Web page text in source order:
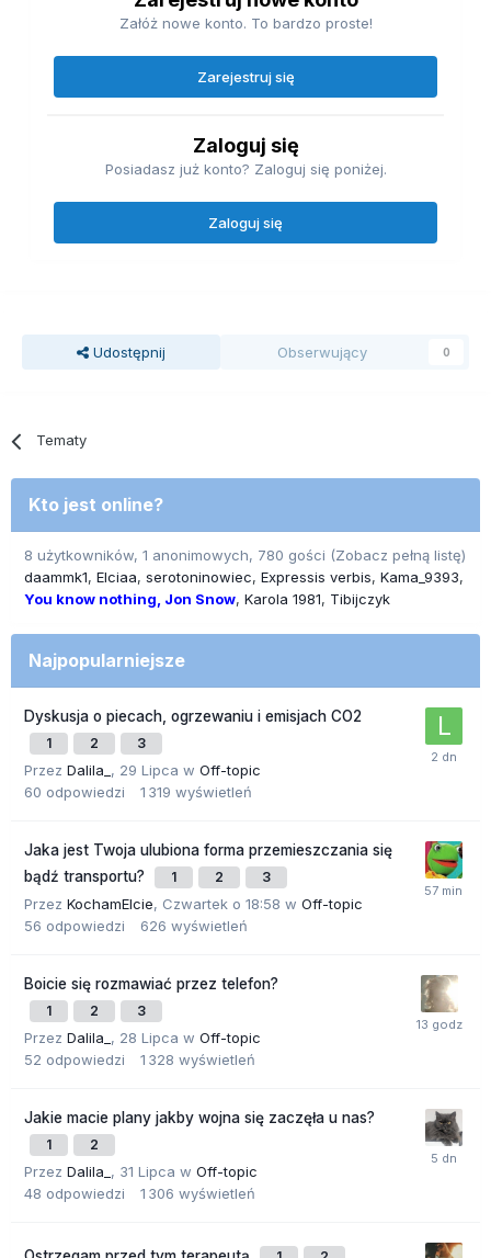
Załóż nowe konto. To bardzo proste!
Zarejestruj się
Zaloguj się
Posiadasz już konto? Zaloguj się poniżej.
Zaloguj się
Udostępnij Obserwujący 0
Tematy
Kto jest online?
8 użytkowników, 1 anonimowych, 780 gości (Zobacz pełną listę)
daammk1 Elciaa serotoninowiec Expressis verbis Kama_9393
You know nothing, Jon Snow Karola 1981 Tibijczyk
Najpopularniejsze
Dyskusja o piecach, ogrzewaniu i emisjach CO2
1 2 3
Przez Dalila_ , 29 Lipca w Off-topic
60 odpowiedzi 1 319 wyświetleń
Jaka jest Twoja ulubiona forma przemieszczania się
bądź transportu?
1 2 3
Przez KochamElcie, Czwartek o 18:58 w Off-topic
56 odpowiedzi 626 wyświetleń
Boicie się rozmawiać przez telefon?
1 2 3
Przez Dalila_ , 28 Lipca w Off-topic
52 odpowiedzi 1 328 wyświetleń
Jakie macie plany jakby wojna się zaczęła u nas?
1 2
Przez Dalila_ , 31 Lipca w Off-topic
48 odpowiedzi 1 306 wyświetleń